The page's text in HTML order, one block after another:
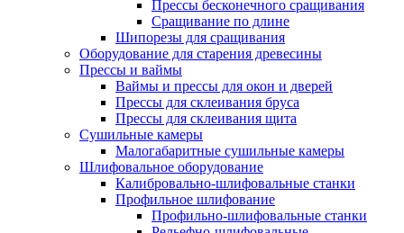
Прессы бесконечного сращивания
Сращивание по длине
Шипорезы для сращивания
Оборудование для старения древесины
Прессы и ваймы
Ваймы и прессы для окон и дверей
Прессы для склеивания бруса
Прессы для склеивания щита
Сушильные камеры
Малогабаритные сушильные камеры
Шлифовальное оборудование
Калибровально-шлифовальные станки
Профильное шлифование
Профильно-шлифовальные станки